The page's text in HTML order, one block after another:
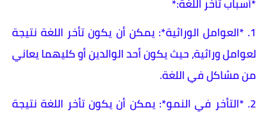
1. *العوامل الوراثية*: يمكن أن يكون تأخر اللغة نتيجة
لعوامل وراثية، حيث يكون أحد الوالدين أو كليهما يعاني
من مشاكل في اللغة.
2. *التأخر في النمو*: يمكن أن يكون تأخر اللغة نتيجة